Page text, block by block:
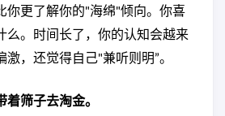
你更了解你的"海绵"倾向。你喜
么。时间长了，你的认知会越来
，还觉得自己"兼听则明”。
着筛子去淘金。